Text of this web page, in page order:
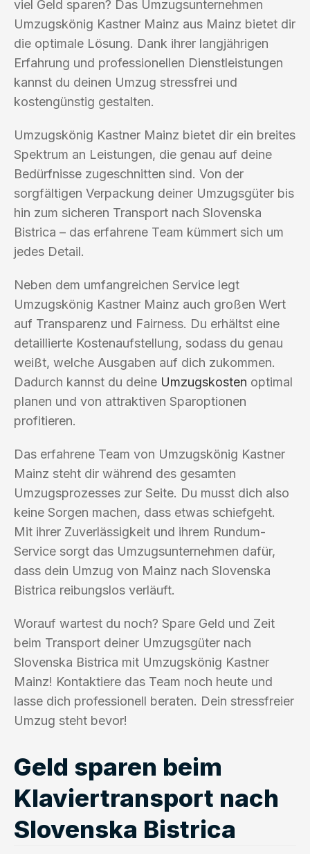
viel Geld sparen? Das Umzugsunternehmen
Umzugskönig Kastner Mainz aus Mainz bietet dir
die optimale Lösung. Dank ihrer langjährigen
Erfahrung und professionellen Dienstleistungen
kannst du deinen Umzug stressfrei und
kostengünstig gestalten.
Umzugskönig Kastner Mainz bietet dir ein breites
Spektrum an Leistungen, die genau auf deine
Bedürfnisse zugeschnitten sind. Von der
sorgfältigen Verpackung deiner Umzugsgüter bis
hin zum sicheren Transport nach Slovenska
Bistrica – das erfahrene Team kümmert sich um
jedes Detail.
Neben dem umfangreichen Service legt
Umzugskönig Kastner Mainz auch großen Wert
auf Transparenz und Fairness. Du erhältst eine
detaillierte Kostenaufstellung, sodass du genau
weißt, welche Ausgaben auf dich zukommen.
Dadurch kannst du deine Umzugskosten optimal
planen und von attraktiven Sparoptionen
profitieren.
Das erfahrene Team von Umzugskönig Kastner
Mainz steht dir während des gesamten
Umzugsprozesses zur Seite. Du musst dich also
keine Sorgen machen, dass etwas schiefgeht.
Mit ihrer Zuverlässigkeit und ihrem Rundum-
Service sorgt das Umzugsunternehmen dafür,
dass dein Umzug von Mainz nach Slovenska
Bistrica reibungslos verläuft.
Worauf wartest du noch? Spare Geld und Zeit
beim Transport deiner Umzugsgüter nach
Slovenska Bistrica mit Umzugskönig Kastner
Mainz! Kontaktiere das Team noch heute und
lasse dich professionell beraten. Dein stressfreier
Umzug steht bevor!
Geld sparen beim
Klaviertransport nach
Slovenska Bistrica